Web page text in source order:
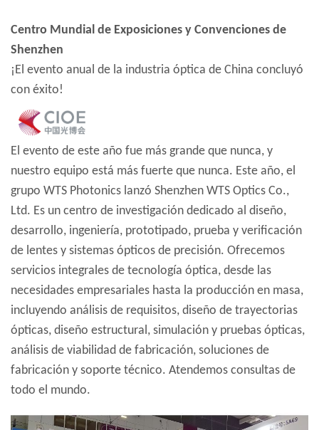
Centro Mundial de Exposiciones y Convenciones de
Shenzhen
¡El evento anual de la industria óptica de China concluyó
con éxito!
El evento de este año fue más grande que nunca, y
nuestro equipo está más fuerte que nunca. Este año, el
grupo WTS Photonics lanzó Shenzhen WTS Optics Co.,
Ltd. Es un centro de investigación dedicado al diseño,
desarrollo, ingeniería, prototipado, prueba y verificación
de lentes y sistemas ópticos de precisión. Ofrecemos
servicios integrales de tecnología óptica, desde las
necesidades empresariales hasta la producción en masa,
incluyendo análisis de requisitos, diseño de trayectorias
ópticas, diseño estructural, simulación y pruebas ópticas,
análisis de viabilidad de fabricación, soluciones de
fabricación y soporte técnico. Atendemos consultas de
todo el mundo.